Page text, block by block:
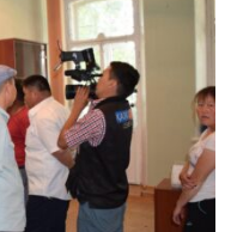
r
,
2
0
2
0